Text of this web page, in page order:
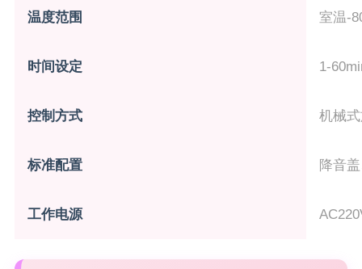
温度范围 室温-
时间设定 1-
控制方式 机械
标准配置 降音
工作电源